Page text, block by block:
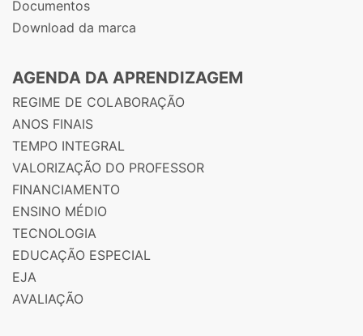
Documentos
Download da marca
AGENDA DA APRENDIZAGEM
REGIME DE COLABORAÇÃO
ANOS FINAIS
TEMPO INTEGRAL
VALORIZAÇÃO DO PROFESSOR
FINANCIAMENTO
ENSINO MÉDIO
TECNOLOGIA
EDUCAÇÃO ESPECIAL
EJA
AVALIAÇÃO